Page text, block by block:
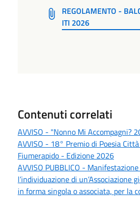
REGOLAMENTO -
ITI 2026
Contenuti correlati
AVVISO - "Nonno Mi Accompagni?
AVVISO - 18° Premio di Poesia
Fiumerapido - Edizione 2026
AVVISO PUBBLICO -
l’individuazione di un’Associazione
in forma singola o associata, per la